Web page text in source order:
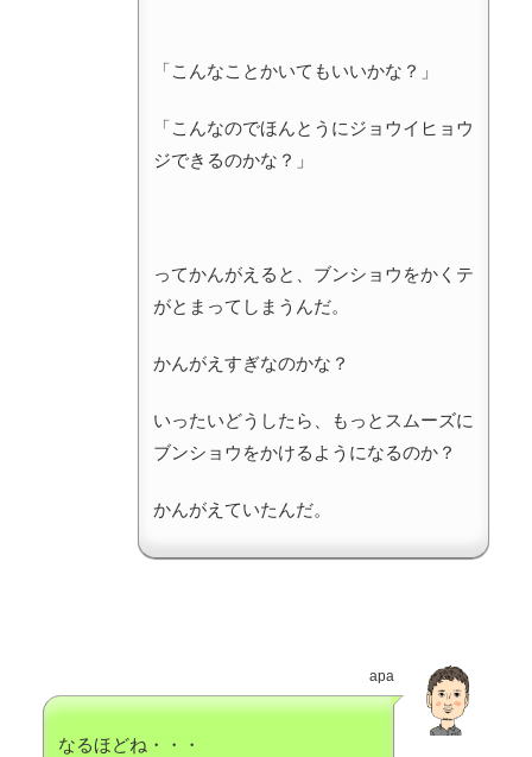
「こんなことかいてもいいかな？」
「こんなのでほんとうにジョウイヒョウ
ジできるのかな？」
ってかんがえると、ブンショウをかくテ
がとまってしまうんだ。
かんがえすぎなのかな？
いったいどうしたら、もっとスムーズに
ブンショウをかけるようになるのか？
かんがえていたんだ。
apa
なるほどね・・・